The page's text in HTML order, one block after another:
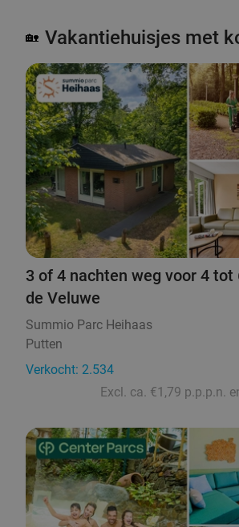
🏡 Vakantiehuisjes met
3 of 4 nachten weg voor 4 tot
de Veluwe
Summio Parc Heihaas
Putten
Verkocht: 2.534
Excl. ca. €1,79 p.p.p.n.